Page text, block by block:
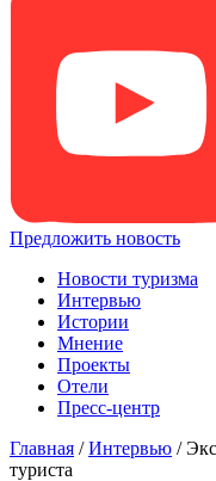
Предложить новость
Новости туризма
Интервью
Истории
Мнение
Проекты
Отели
Пресс-центр
Главная /Интервью /
туриста